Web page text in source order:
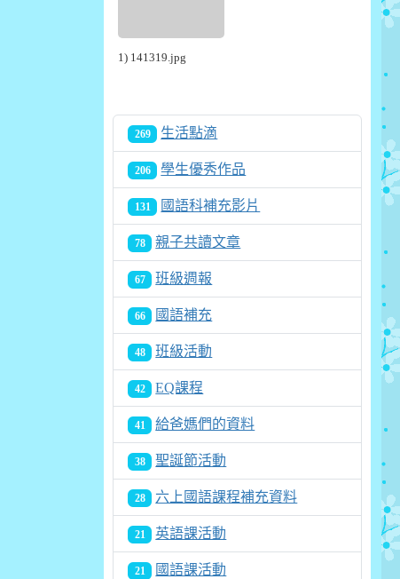
1) 141319.jpg
269 生活點滴
206 學生優秀作品
131 國語科補充影片
78 親子共讀文章
67 班級週報
66 國語補充
48 班級活動
42 EQ課程
41 給爸媽們的資料
38 聖誕節活動
28 六上國語課程補充資料
21 英語課活動
21 國語課活動